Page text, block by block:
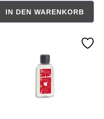
von 5 Sternen
Durchschnittliche Bewertung
IN DEN WARENKORB